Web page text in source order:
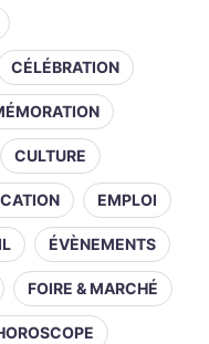
CÉLÉBRATION
CULTURE
EMPLOI
ÉVÈNEMENTS
FOIRE & MARCHÉ